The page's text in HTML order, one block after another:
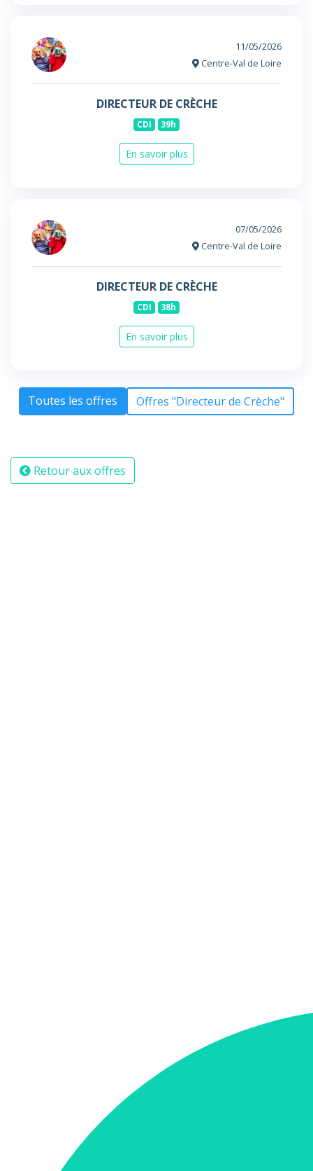
11/05/2026
Centre-Val de Loire
DIRECTEUR DE CRÈCHE
CDI 39h
En savoir plus
07/05/2026
Centre-Val de Loire
DIRECTEUR DE CRÈCHE
CDI 38h
En savoir plus
Toutes les offres Offres "Directeur de Crèche"
Retour aux offres